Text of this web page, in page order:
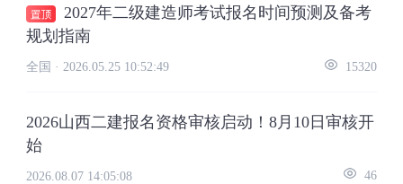
2027年二级建造师考试报名时间预测及备考
规划指南
全国 · 2026.05.25 10:52:49 15320
2026山西二建报名资格审核启动！8月10日审核开
始
2026.08.07 14:05:08 46